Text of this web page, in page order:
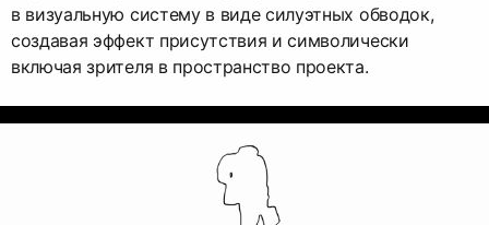
в визуальную систему в виде силуэтных обводок,
создавая эффект присутствия и символически
включая зрителя в пространство проекта.